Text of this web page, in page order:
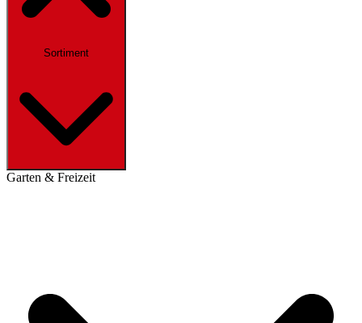
Sortiment
Garten & Freizeit